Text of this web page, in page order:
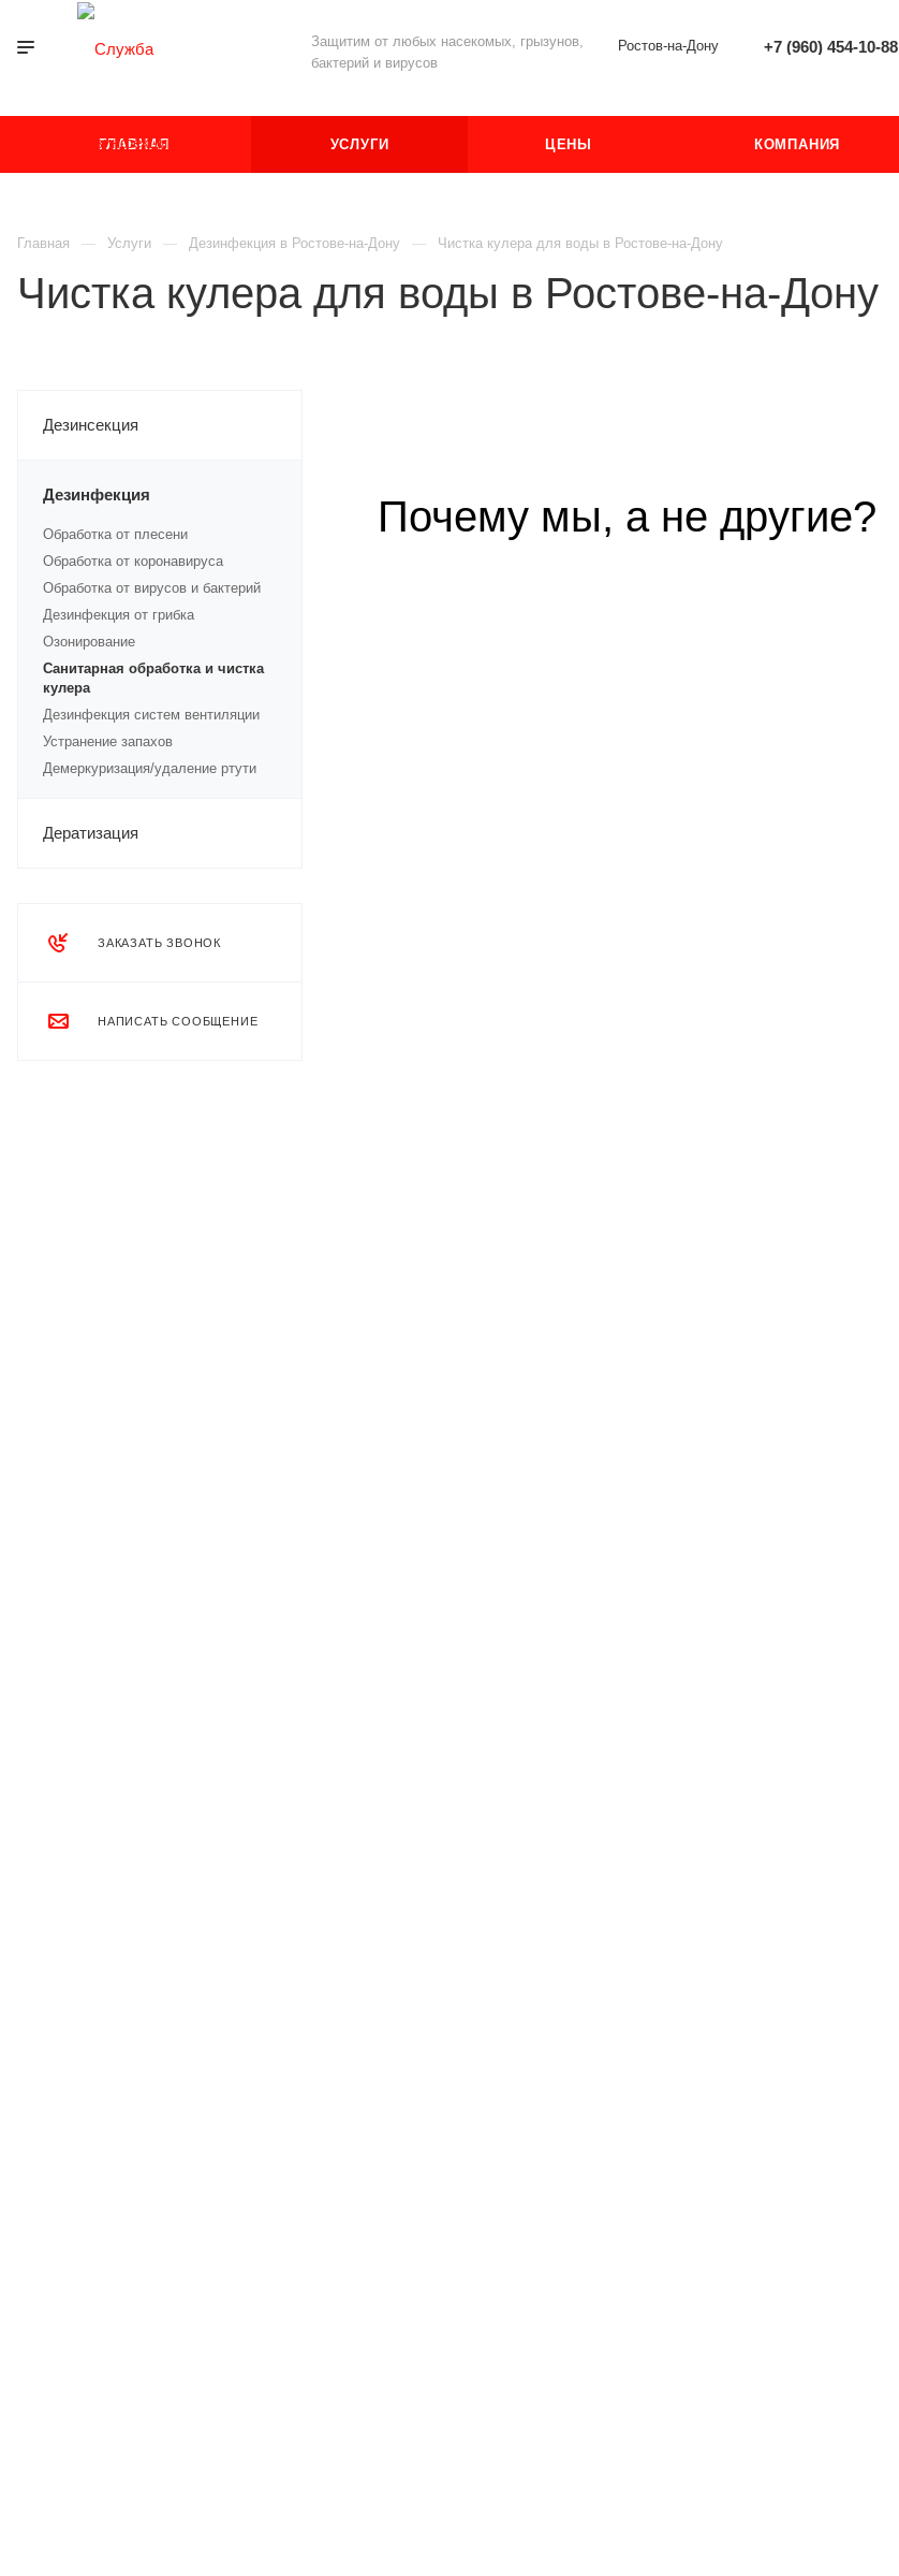
Защитим от любых насекомых, грызунов,
бактерий и вирусов
Ростов-на-Дону +7 (960) 454-10-88
ГЛАВНАЯ УСЛУГИ ЦЕНЫ КОМПАНИЯ
Главная Услуги Дезинфекция в Ростове-на-Дону Чистка кулера для воды в Ростове-на-Дону
Чистка кулера для воды в Ростове-на-Дону
Дезинсекция
Дезинфекция
Обработка от плесени
Обработка от коронавируса
Обработка от вирусов и бактерий
Дезинфекция от грибка
Озонирование
Санитарная обработка и чистка
кулера
Дезинфекция систем вентиляции
Устранение запахов
Демеркуризация/удаление ртути
Дератизация
ЗАКАЗАТЬ ЗВОНОК
НАПИСАТЬ СООБЩЕНИЕ
Почему мы, а не другие?